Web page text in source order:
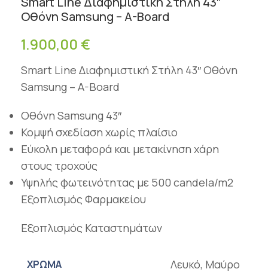
Οθόνη Samsung – A-Board
1.900,00 €
Smart Line Διαφημιστική Στήλη 43″ Οθόνη
Samsung – A-Board
Οθόνη Samsung 43″
Κομψή σχεδίαση χωρίς πλαίσιο
Εύκολη μεταφορά και μετακίνηση χάρη
στους τροχούς
Υψηλής φωτεινότητας με 500 candela/m2
Εξοπλισμός Φαρμακείου
Εξοπλισμός Καταστημάτων
ΧΡΏΜΑ Λευκό, Μαύρο